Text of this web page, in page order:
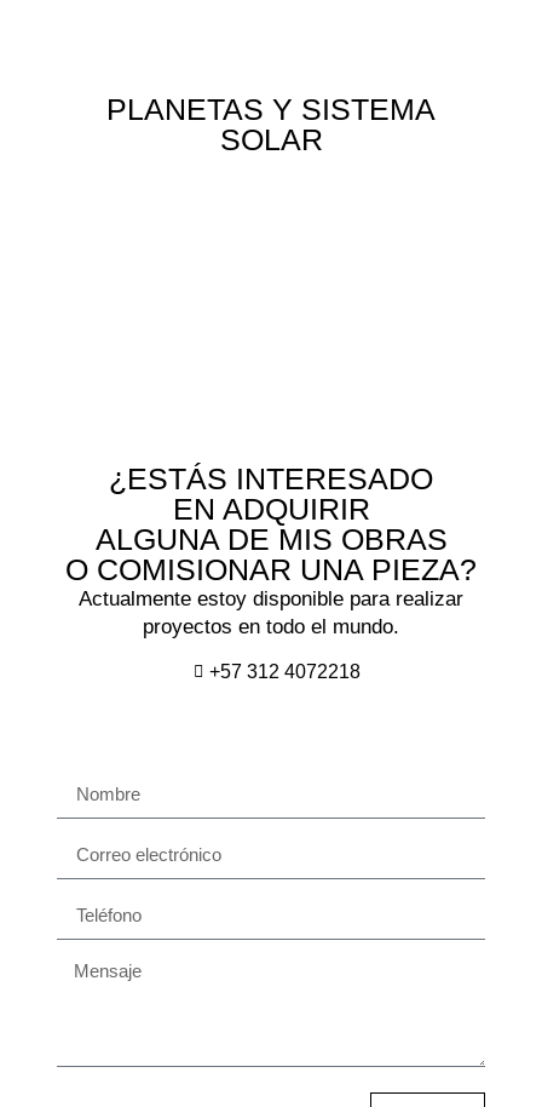
PLANETAS Y SISTEMA
SOLAR
¿ESTÁS INTERESADO
EN ADQUIRIR
ALGUNA DE MIS OBRAS
O COMISIONAR UNA PIEZA?
Actualmente estoy disponible para realizar
proyectos en todo el mundo.
+57 312 4072218